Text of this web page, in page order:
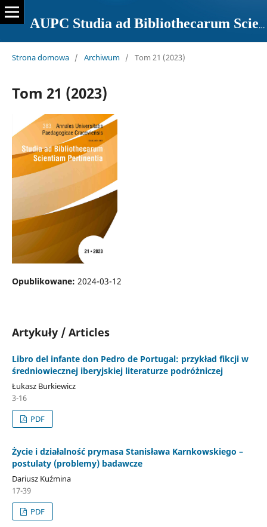
AUPC Studia ad Bibliothecarum Scientiam Pertinentia
Strona domowa / Archiwum / Tom 21 (2023)
Tom 21 (2023)
Opublikowane: 2024-03-12
Artykuły / Articles
Libro del infante don Pedro de Portugal: przykład fikcji w
średniowiecznej iberyjskiej literaturze podróżniczej
Łukasz Burkiewicz
3-16
PDF
Życie i działalność prymasa Stanisława Karnkowskiego –
postulaty (problemy) badawcze
Dariusz Kuźmina
17-39
PDF